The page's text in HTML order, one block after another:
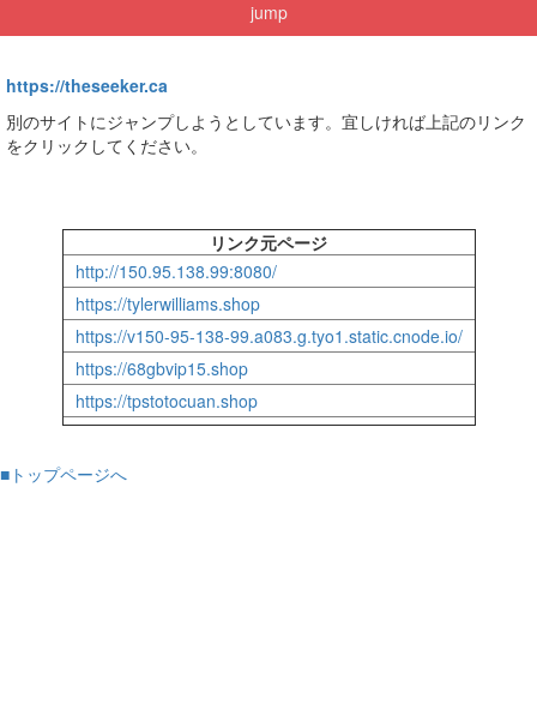
jump
https://theseeker.ca
別のサイトにジャンプしようとしています。宜しければ上記のリンク
をクリックしてください。
リンク元ページ
http://150.95.138.99:8080/
https://tylerwilliams.shop
https://v150-95-138-99.a083.g.tyo1.static.cnode.io/
https://68gbvip15.shop
https://tpstotocuan.shop
■トップページへ